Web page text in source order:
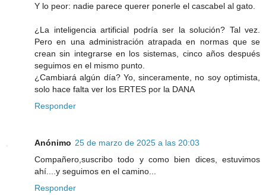
Y lo peor: nadie parece querer ponerle el cascabel al gato.
¿La inteligencia artificial podría ser la solución? Tal vez.
Pero en una administración atrapada en normas que se
crean sin integrarse en los sistemas, cinco años después
seguimos en el mismo punto.
¿Cambiará algún día? Yo, sinceramente, no soy optimista,
solo hace falta ver los ERTES por la DANA
Responder
Anónimo 25 de marzo de 2025 a las 20:03
Compañero,suscribo todo y como bien dices, estuvimos
ahí....y seguimos en el camino...
Responder